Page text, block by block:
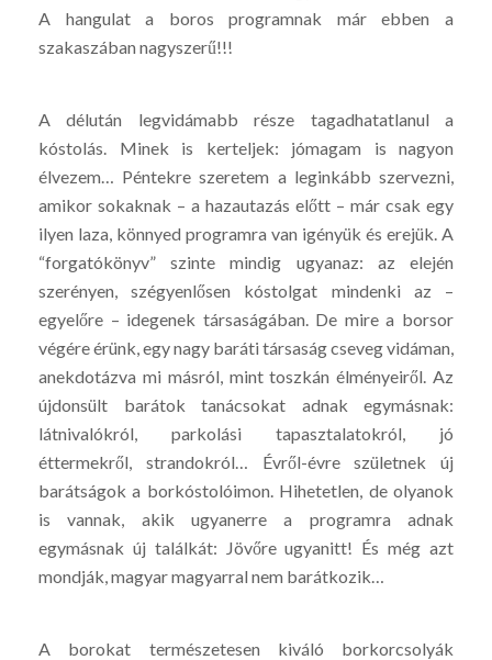
A hangulat a boros programnak már ebben a
szakaszában nagyszerű!!!
A délután legvidámabb része tagadhatatlanul a
kóstolás. Minek is kerteljek: jómagam is nagyon
élvezem… Péntekre szeretem a leginkább szervezni,
amikor sokaknak – a hazautazás előtt – már csak egy
ilyen laza, könnyed programra van igényük és erejük. A
“forgatókönyv” szinte mindig ugyanaz: az elején
szerényen, szégyenlősen kóstolgat mindenki az –
egyelőre – idegenek társaságában. De mire a borsor
végére érünk, egy nagy baráti társaság cseveg vidáman,
anekdotázva mi másról, mint toszkán élményeiről. Az
újdonsült barátok tanácsokat adnak egymásnak:
látnivalókról, parkolási tapasztalatokról, jó
éttermekről, strandokról… Évről-évre születnek új
barátságok a borkóstolóimon. Hihetetlen, de olyanok
is vannak, akik ugyanerre a programra adnak
egymásnak új találkát: Jövőre ugyanitt! És még azt
mondják, magyar magyarral nem barátkozik…
A borokat természetesen kiváló borkorcsolyák